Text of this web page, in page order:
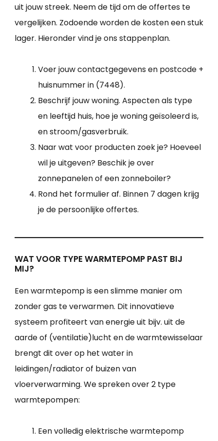
uit jouw streek. Neem de tijd om de offertes te
vergelijken. Zodoende worden de kosten een stuk
lager. Hieronder vind je ons stappenplan.
Voer jouw contactgegevens en postcode +
huisnummer in (7448).
Beschrijf jouw woning. Aspecten als type
en leeftijd huis, hoe je woning geïsoleerd is,
en stroom/gasverbruik.
Naar wat voor producten zoek je? Hoeveel
wil je uitgeven? Beschik je over
zonnepanelen of een zonneboiler?
Rond het formulier af. Binnen 7 dagen krijg
je de persoonlijke offertes.
WAT VOOR TYPE WARMTEPOMP PAST BIJ
MIJ?
Een warmtepomp is een slimme manier om
zonder gas te verwarmen. Dit innovatieve
systeem profiteert van energie uit bijv. uit de
aarde of (ventilatie)lucht en de warmtewisselaar
brengt dit over op het water in
leidingen/radiator of buizen van
vloerverwarming. We spreken over 2 type
warmtepompen:
Een volledig elektrische warmtepomp